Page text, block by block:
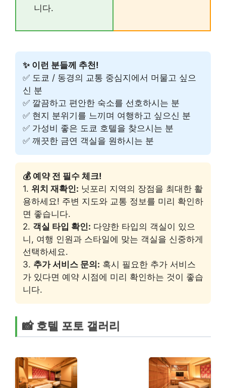
니다.
✨ 이런 분들께 추천!
✅ 도쿄 / 동경의 교통 중심지에서 머물고 싶으
신 분
✅ 깔끔하고 편안한 숙소를 선호하시는 분
✅ 현지 분위기를 느끼며 여행하고 싶으신 분
✅ 가성비 좋은 도쿄 호텔을 찾으시는 분
✅ 깨끗한 금연 객실을 원하시는 분
💰 예약 전 필수 체크!
1. 위치 재확인: 닛포리 지역의 장점을 최대한 활
용하세요! 주변 지도와 교통 정보를 미리 확인하
면 좋습니다.
2. 객실 타입 확인: 다양한 타입의 객실이 있으
니, 여행 인원과 스타일에 맞는 객실을 신중하게
선택하세요.
3. 추가 서비스 문의: 혹시 필요한 추가 서비스
가 있다면 예약 시점에 미리 확인하는 것이 좋습
니다.
📸 호텔 포토 갤러리